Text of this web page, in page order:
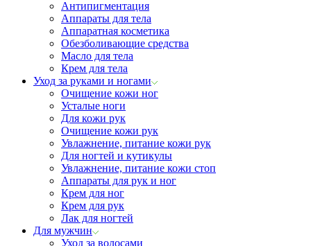
Антипигментация
Аппараты для тела
Аппаратная косметика
Обезболивающие средства
Масло для тела
Крем для тела
Уход за руками и ногами
Очищение кожи ног
Усталые ноги
Для кожи рук
Очищение кожи рук
Увлажнение, питание кожи рук
Для ногтей и кутикулы
Увлажнение, питание кожи стоп
Аппараты для рук и ног
Крем для ног
Крем для рук
Лак для ногтей
Для мужчин
Уход за волосами